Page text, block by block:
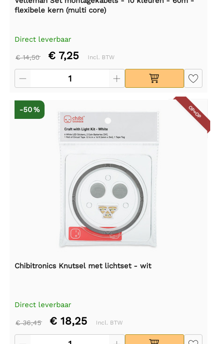
flexibele kern (multi core)
Direct leverbaar
€ 14,50 € 7,25 Incl. BTW
OP=OP
-50 %
Chibitronics Knutsel met lichtset - wit
Direct leverbaar
€ 36,45 € 18,25 Incl. BTW